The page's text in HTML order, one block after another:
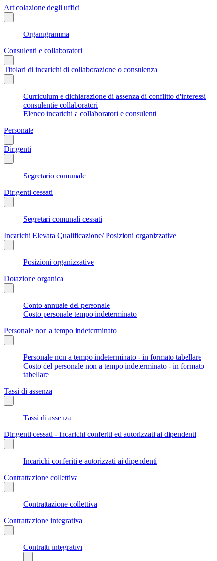
Articolazione degli uffici
Organigramma
Consulenti e collaboratori
Titolari di incarichi di collaborazione o consulenza
Curriculum e dichiarazione di assenza di conflitto d'interessi
consulentie collaboratori
Elenco incarichi a collaboratori e consulenti
Personale
Dirigenti
Segretario comunale
Dirigenti cessati
Segretari comunali cessati
Incarichi Elevata Qualificazione/ Posizioni organizzative
Posizioni organizzative
Dotazione organica
Conto annuale del personale
Costo personale tempo indeterminato
Personale non a tempo indeterminato
Personale non a tempo indeterminato - in formato tabellare
Costo del personale non a tempo indeterminato - in formato
tabellare
Tassi di assenza
Tassi di assenza
Dirigenti cessati - incarichi conferiti ed autorizzati ai dipendenti
Incarichi conferiti e autorizzati ai dipendenti
Contrattazione collettiva
Contrattazione collettiva
Contrattazione integrativa
Contratti integrativi